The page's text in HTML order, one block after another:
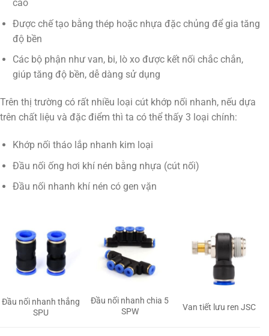
cao
Được chế tạo bằng thép hoặc nhựa đặc chủng để gia tăng
độ bền
Các bộ phận như van, bi, lò xo được kết nối chắc chắn,
giúp tăng độ bền, dễ dàng sử dụng
Trên thị trường có rất nhiều loại cút khớp nối nhanh, nếu dựa
trên chất liệu và đặc điểm thì ta có thể thấy 3 loại chính:
Khớp nối tháo lắp nhanh kim loại
Đầu nối ống hơi khí nén bằng nhựa (cút nối)
Đầu nối nhanh khí nén có gen vặn
Đầu nối nhanh thẳng
SPU
Đầu nối nhanh chia 5
SPW
Van tiết lưu ren JSC